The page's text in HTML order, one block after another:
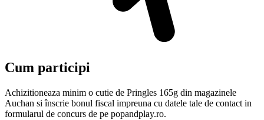
Cum participi
Achizitioneaza minim o cutie de Pringles 165g din magazinele
Auchan si înscrie bonul fiscal impreuna cu datele tale de contact in
formularul de concurs de pe popandplay.ro.